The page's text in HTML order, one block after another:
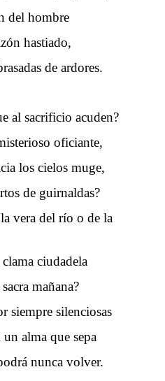
del hombre
hastiado,
de ardores.
al sacrificio acuden?
oficiante,
los cielos muge,
de guirnaldas?
vera del río o de la
ciudadela
mañana?
siempre silenciosas
alma que sepa
nunca volver.